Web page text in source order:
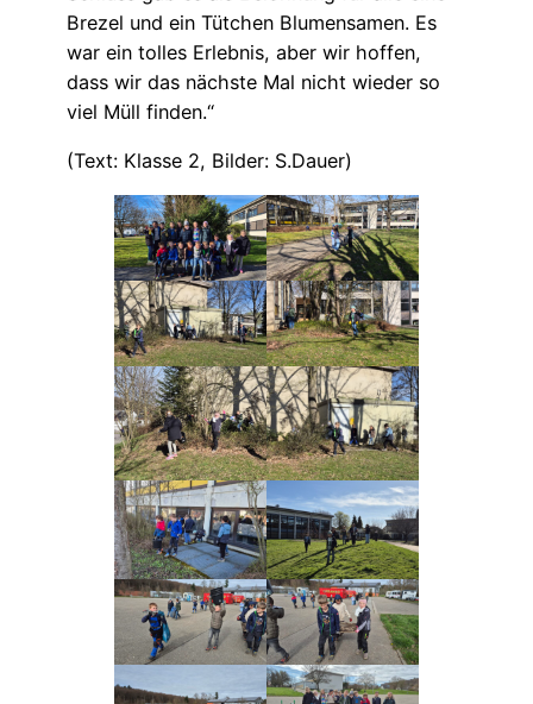
Brezel und ein Tütchen Blumensamen. Es
war ein tolles Erlebnis, aber wir hoffen,
dass wir das nächste Mal nicht wieder so
viel Müll finden.“
(Text: Klasse 2, Bilder: S.Dauer)